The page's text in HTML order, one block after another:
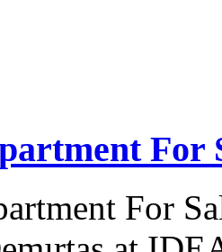
For
For